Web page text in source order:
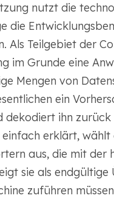
nutzt die
die
Als Teilgebiet der
im Grunde eine
Mengen von
ein
ihn
erklärt, wählt
aus, die mit der
sie als
zuführen